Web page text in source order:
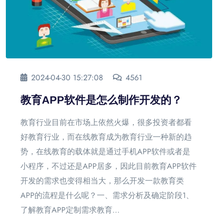
2024-04-30 15:27:08 4561
教育APP软件是怎么制作开发的？
教育行业目前在市场上依然火爆，很多投资者都看
好教育行业，而在线教育成为教育行业一种新的趋
势，在线教育的载体就是通过手机APP软件或者是
小程序，不过还是APP居多，因此目前教育APP软件
开发的需求也变得相当大，那么开发一款教育类
APP的流程是什么呢？一、需求分析及确定阶段1、
了解教育APP定制需求教育...